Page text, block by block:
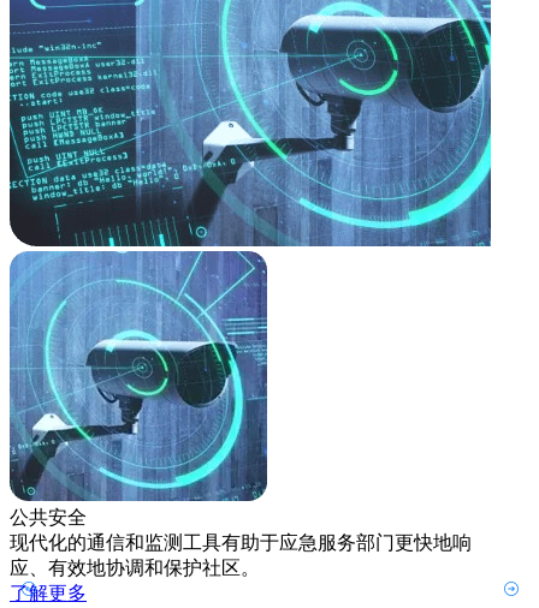
公共安全
现代化的通信和监测工具有助于应急服务部门更快地响
应、有效地协调和保护社区。
了解更多